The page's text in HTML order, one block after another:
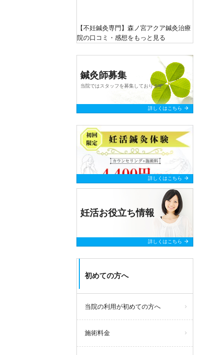
【不妊鍼灸専門】森ノ宮アクア鍼灸治療
院の口コミ・感想をもっと見る
鍼灸師募集
当院ではスタッフを募集しております
詳しくはこちら arrow_forward
詳しくはこちら arrow_forward
妊活お役立ち情報
詳しくはこちら arrow_forward
初めての方へ
当院の利用が初めての方へ
施術料金